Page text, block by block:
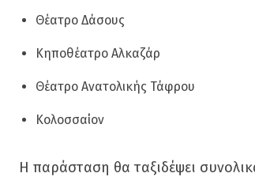
Θέατρο Δάσους
Κηποθέατρο Αλκαζάρ
Θέατρο Ανατολικής Τάφρου
Κολοσσαίον
Η παράσταση θα ταξιδέψει